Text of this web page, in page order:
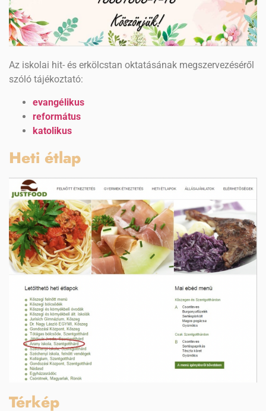
Az iskolai hit- és erkölcstan oktatásának megszervezéséről
szóló tájékoztató:
evangélikus
református
katolikus
Heti étlap
Térkép